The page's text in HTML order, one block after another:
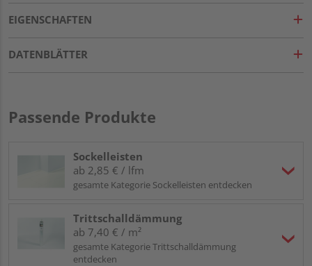
EIGENSCHAFTEN
DATENBLÄTTER
Passende Produkte
Sockelleisten
ab 2,85 € / lfm
gesamte Kategorie Sockelleisten entdecken
Trittschalldämmung
ab 7,40 € / m²
gesamte Kategorie Trittschalldämmung
entdecken